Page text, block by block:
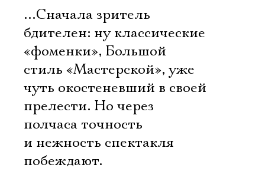
…Сначала зритель
бдителен: ну классические
«фоменки», Большой
стиль «Мастерской», уже
чуть окостеневший в своей
прелести. Но через
полчаса точность
и нежность спектакля
побеждают.